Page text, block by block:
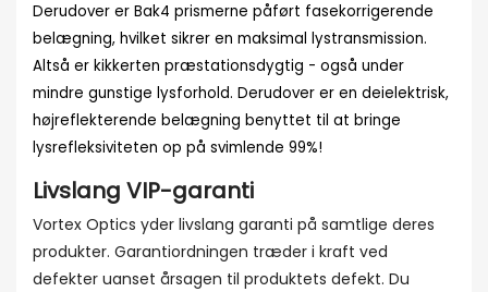
Derudover er Bak4 prismerne påført fasekorrigerende
belægning, hvilket sikrer en maksimal lystransmission.
Altså er kikkerten præstationsdygtig - også under
mindre gunstige lysforhold. Derudover er en deielektrisk,
højreflekterende belægning benyttet til at bringe
lysrefleksiviteten op på svimlende 99%!
Livslang VIP-garanti
Vortex Optics yder livslang garanti på samtlige deres
produkter. Garantiordningen træder i kraft ved
defekter uanset årsagen til produktets defekt. Du